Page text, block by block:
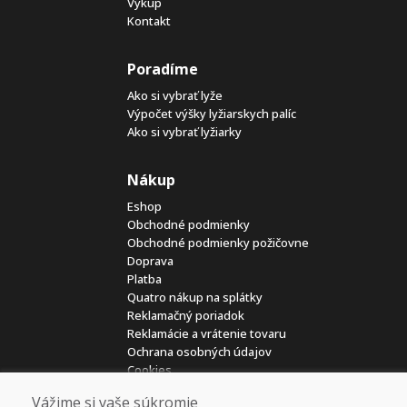
Kontakt
Poradíme
Ako si vybrať lyže
Výpočet výšky lyžiarskych palíc
Ako si vybrať lyžiarky
Nákup
Eshop
Obchodné podmienky
Obchodné podmienky požičovne
Doprava
Platba
Quatro nákup na splátky
Reklamačný poriadok
Reklamácie a vrátenie tovaru
Ochrana osobných údajov
Cookies
Vážime si vaše súkromie